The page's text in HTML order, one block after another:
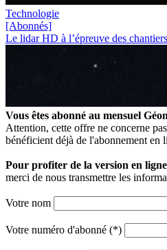
Technologie
[Abonnés]
Le lidar HD à l’épreuve des
Vous êtes abonné au mensuel
Attention, cette offre ne concerne
bénéficient déjà de l'abonnement en
Pour profiter de la version en
merci de nous transmettre les
Votre nom
Votre numéro d'abonné (*)